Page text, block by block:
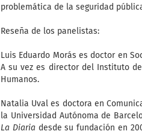
problemática de la seguridad
Reseña de los panelistas:
Luis Eduardo Morás es doctor en
A su vez es director del Instituto
Humanos.
Natalia Uval es doctora en
la Universidad Autónoma de
La Diariadesde su fundación en